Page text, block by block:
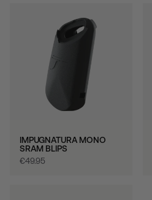
IMPUGNATURA MONO
SRAM BLIPS
€‎49.95